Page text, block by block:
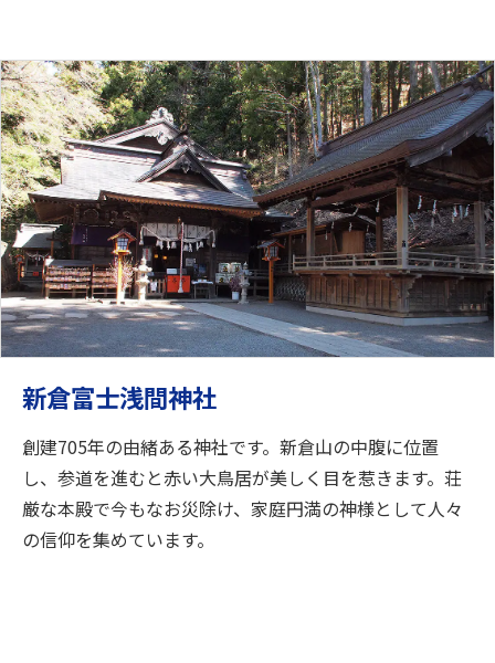
新倉富士浅間神社
創建705年の由緒ある神社です。新倉山の中腹に位置
し、参道を進むと赤い大鳥居が美しく目を惹きます。荘
厳な本殿で今もなお災除け、家庭円満の神様として人々
の信仰を集めています。